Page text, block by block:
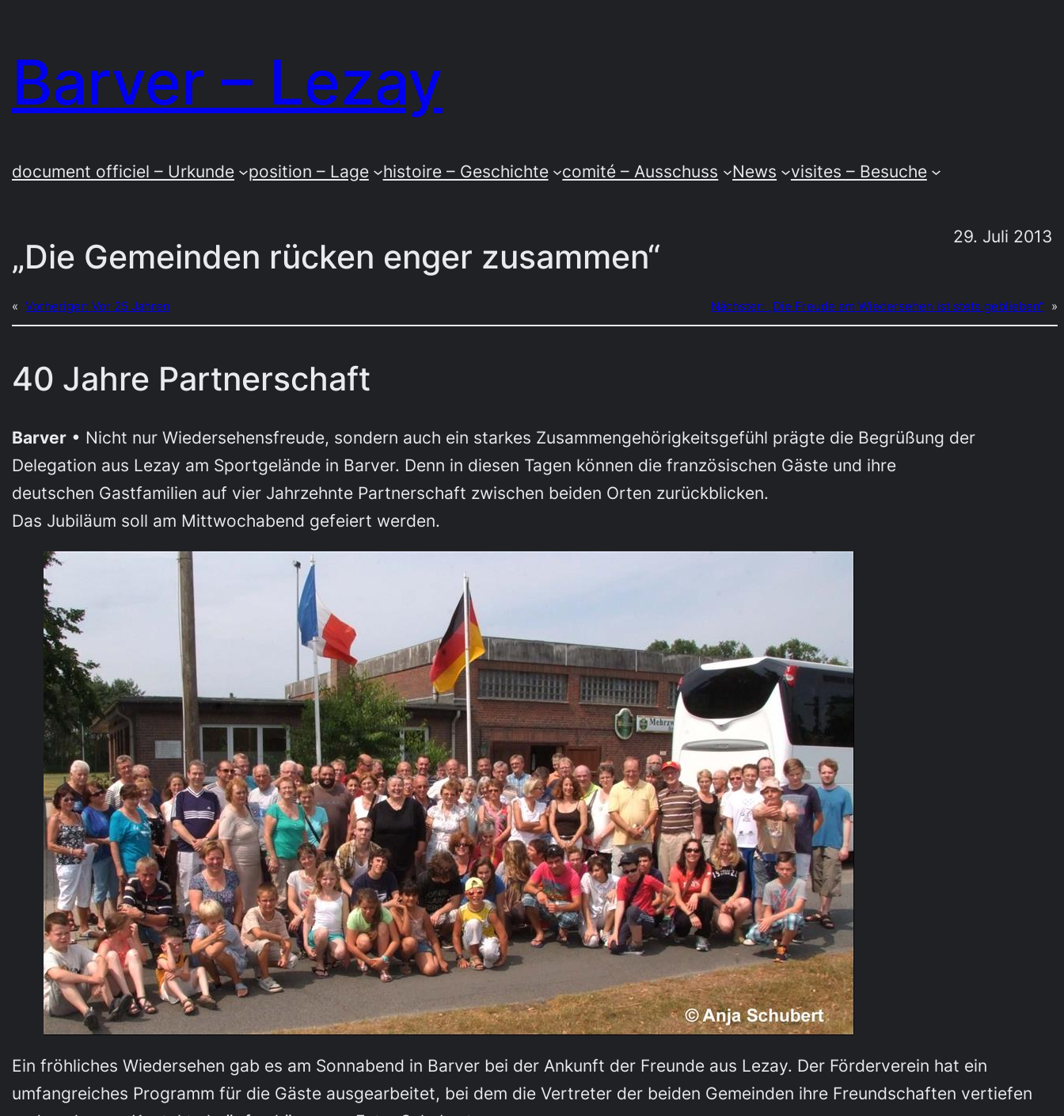
springen
Barver – Lezay
document officiel – Urkunde position – Lage histoire – Geschichte comité – Ausschuss News visites – Besuche
„Die Gemeinden rücken enger zusammen“
29. Juli 2013
« Vorheriger: Vor 25 Jahren Nächster: „Die Freude am Wiedersehen ist stets geblieben“ »
40 Jahre Partnerschaft
Barver • Nicht nur Wiedersehensfreude, sondern auch ein starkes Zusammengehörigkeitsgefühl prägte die Begrüßung der
Delegation aus Lezay am Sportgelände in Barver. Denn in diesen Tagen können die französischen Gäste und ihre
deutschen Gastfamilien auf vier Jahrzehnte Partnerschaft zwischen beiden Orten zurückblicken.
Das Jubiläum soll am Mittwochabend gefeiert werden.
Ein fröhliches Wiedersehen gab es am Sonnabend in Barver bei der Ankunft der Freunde aus Lezay. Der Förderverein hat ein
umfangreiches Programm für die Gäste ausgearbeitet, bei dem die Vertreter der beiden Gemeinden ihre Freundschaften vertiefen